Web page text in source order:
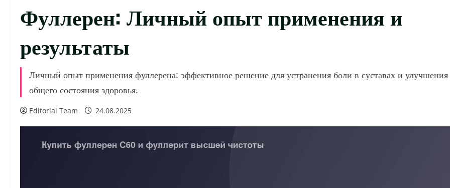
Фуллерен: Личный опыт применения и
результаты
Личный опыт применения фуллерена: эффективное решение для устранения боли в суставах и улучшения
общего состояния здоровья.
Editorial Team 24.08.2025